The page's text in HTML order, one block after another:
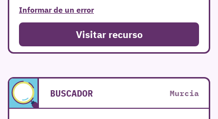
Informar de un error
Visitar recurso
BUSCADOR Murcia